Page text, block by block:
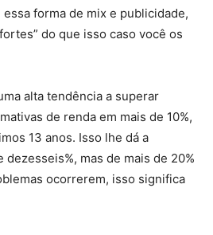
forma de mix e publicidade,
do que isso caso você os
alta tendência a superar
de renda em mais de 10%,
13 anos. Isso lhe dá a
dezesseis%, mas de mais de 20%
ocorrerem, isso significa